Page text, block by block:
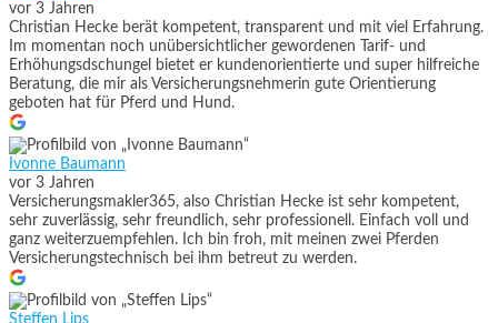
vor 3 Jahren
Christian Hecke berät kompetent, transparent und mit viel Erfahrung.
Im momentan noch unübersichtlicher gewordenen Tarif- und
Erhöhungsdschungel bietet er kundenorientierte und super hilfreiche
Beratung, die mir als Versicherungsnehmerin gute Orientierung
geboten hat für Pferd und Hund.
Ivonne Baumann
vor 3 Jahren
Versicherungsmakler365, also Christian Hecke ist sehr kompetent,
sehr zuverlässig, sehr freundlich, sehr professionell. Einfach voll und
ganz weiterzuempfehlen. Ich bin froh, mit meinen zwei Pferden
Versicherungstechnisch bei ihm betreut zu werden.
Steffen Lips